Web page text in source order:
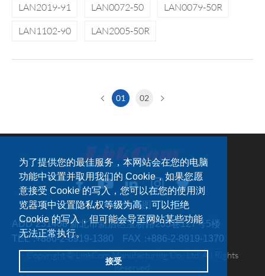
为了提供您的最佳服务，本网站会在您的电脑
功能中设置并取用我们的 Cookie，如果您愿
意接受 Cookie 的写入，您可以在您的使用浏
览器项中设置隐私权等级为高，可以拒绝
Cookie 的写入，但可能会导至网站某些功能
无法正常执行。
接受
LAN2019-91
LAN0072-50
LAN0079-50R
LAN1102-90
LAN2005-50R
01 02
网站地图
ADD：231408 新北市新店区宝桥路235巷127号5楼
TEL：+886-2-8919-1380 FAX：+886-2-8919-1370
Copyright © LinkCom Manufacturing Co., Ltd. All Rights
Reserved.